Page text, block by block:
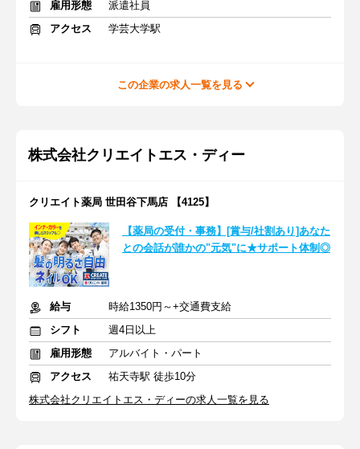
雇用形態
派遣社員
アクセス
学芸大学駅
この企業の求人一覧を見る
株式会社クリエイトエス・ディー
クリエイト薬局 世田谷下馬店 【4125】
【薬局の受付・事務】[賞与/社割あり]あなた
との会話が誰かの"元気"に★サポート体制◎
給与
時給1350円～+交通費支給
シフト
週4日以上
雇用形態
アルバイト・パート
アクセス
祐天寺駅 徒歩10分
株式会社クリエイトエス・ディーの求人一覧を見る